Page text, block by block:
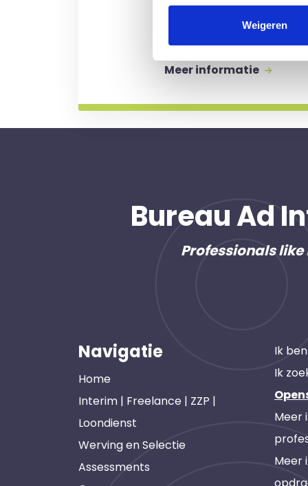
Weigeren
Kosten worden alleen
professional voor u aan de
Meer informatie
Bureau Ad
Professionals like
Navigatie
Home
Interim | Freelance | ZZP |
Loondienst
Werving en Selectie
Assessments
Ik
Ik
Meer
Meer